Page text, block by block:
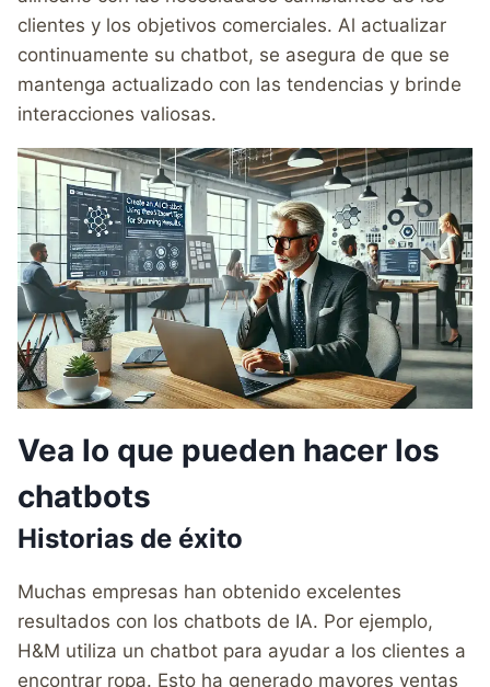
clientes y los objetivos comerciales. Al actualizar
continuamente su chatbot, se asegura de que se
mantenga actualizado con las tendencias y brinde
interacciones valiosas.
Vea lo que pueden hacer los
chatbots
Historias de éxito
Muchas empresas han obtenido excelentes
resultados con los chatbots de IA. Por ejemplo,
H&M utiliza un chatbot para ayudar a los clientes a
encontrar ropa. Esto ha generado mayores ventas